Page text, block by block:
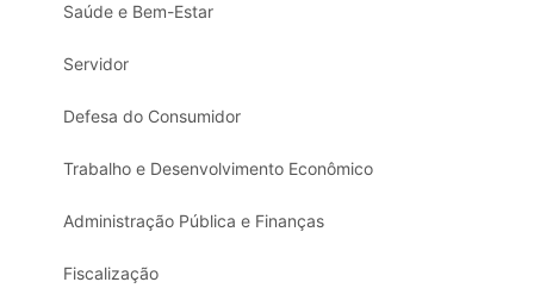
Saúde e Bem-Estar
Servidor
Defesa do Consumidor
Trabalho e Desenvolvimento Econômico
Administração Pública e Finanças
Fiscalização